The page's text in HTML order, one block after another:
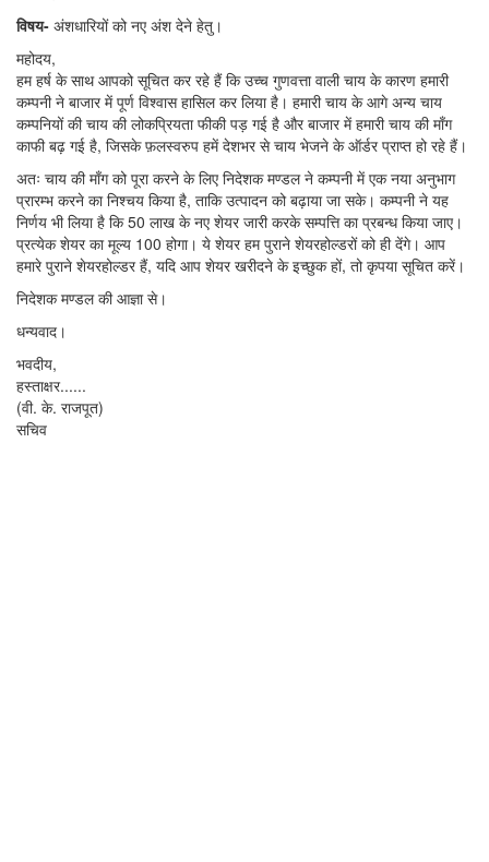
विषय- अंशधारियों को नए अंश देने हेतु।
महोदय,
हम हर्ष के साथ आपको सूचित कर रहे हैं कि उच्च गुणवत्ता वाली चाय के कारण हमारी
कम्पनी ने बाजार में पूर्ण विश्वास हासिल कर लिया है। हमारी चाय के आगे अन्य चाय
कम्पनियों की चाय की लोकप्रियता फीकी पड़ गई है और बाजार में हमारी चाय की माँग
काफी बढ़ गई है, जिसके फ़लस्वरुप हमें देशभर से चाय भेजने के ऑर्डर प्राप्त हो रहे हैं।
अतः चाय की माँग को पूरा करने के लिए निदेशक मण्डल ने कम्पनी में एक नया अनुभाग
प्रारम्भ करने का निश्चय किया है, ताकि उत्पादन को बढ़ाया जा सके। कम्पनी ने यह
निर्णय भी लिया है कि 50 लाख के नए शेयर जारी करके सम्पत्ति का प्रबन्ध किया जाए।
प्रत्येक शेयर का मूल्य 100 होगा। ये शेयर हम पुराने शेयरहोल्डरों को ही देंगे। आप
हमारे पुराने शेयरहोल्डर हैं, यदि आप शेयर खरीदने के इच्छुक हों, तो कृपया सूचित करें।
निदेशक मण्डल की आज्ञा से।
धन्यवाद।
भवदीय,
हस्ताक्षर......
(वी. के. राजपूत)
सचिव